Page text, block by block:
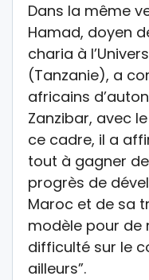
Dans la même
Hamad, doyen
charia à
(Tanzanie), a
africains
Zanzibar, avec
ce cadre, il a
tout à gagner
progrès de
Maroc et de sa
modèle pour de
difficulté sur le
ailleurs”.